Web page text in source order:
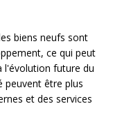
biens neufs sont
ce qui peut
l'évolution future du
peuvent être plus
et des services